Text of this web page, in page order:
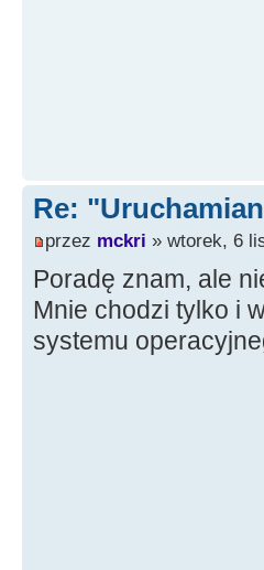
Re:
przez mckri » wtorek, 6
Poradę znam, ale
Mnie chodzi tylko i
systemu